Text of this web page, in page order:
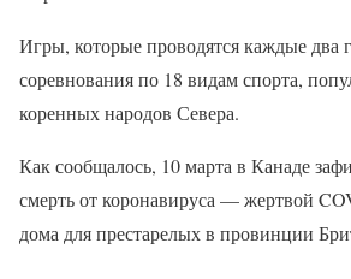
Игры, которые проводятся каждые два
соревнования по 18 видам спорта,
коренных народов Севера.
Как сообщалось, 10 марта в Канаде
смерть от коронавируса — жертвой
дома для престарелых в провинции